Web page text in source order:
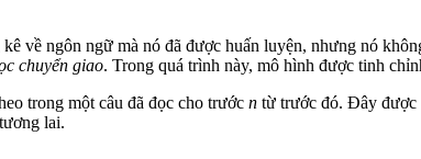
về ngôn ngữ mà nó đã được huấn luyện, nhưng nó
chuyển giao. Trong quá trình này, mô hình được tinh
trong một câu đã đọc cho trước n từ trước đó. Đây được
lai.